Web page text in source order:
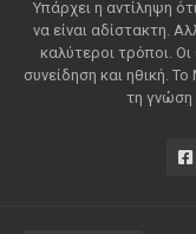
Υπάρχει η αντίληψη
να είναι αδίστακτη.
καλύτεροι τρόποι.
συνείδηση ​​και ηθική.
τη γνώση